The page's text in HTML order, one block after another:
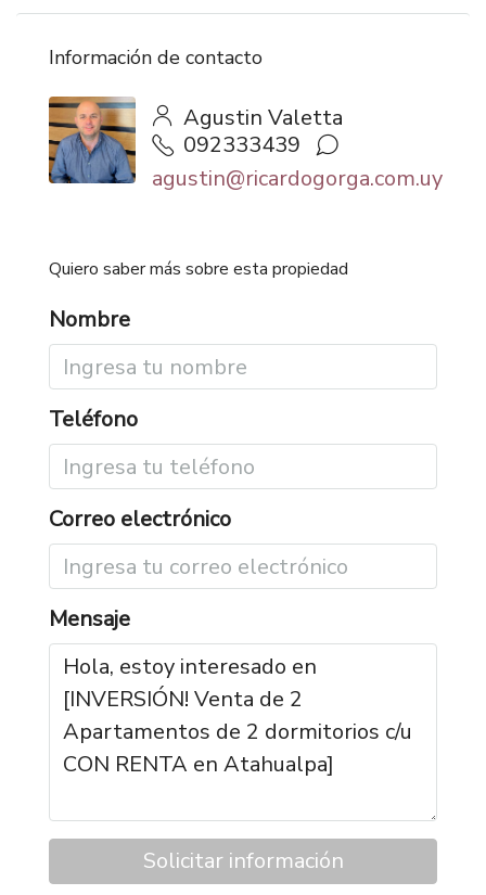
Información de contacto
Agustin Valetta
092333439
agustin@ricardogorga.com.uy
Quiero saber más sobre esta propiedad
Nombre
Teléfono
Correo electrónico
Mensaje
Solicitar información